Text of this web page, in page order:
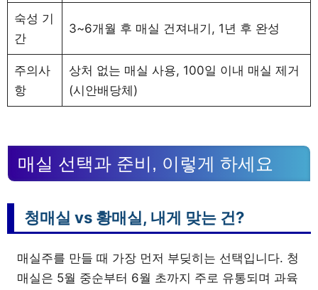
숙성 기
간
3~6개월 후 매실 건져내기, 1년 후 완성
주의사
항
상처 없는 매실 사용, 100일 이내 매실 제거
(시안배당체)
매실 선택과 준비, 이렇게 하세요
청매실 vs 황매실, 내게 맞는 건?
매실주를 만들 때 가장 먼저 부딪히는 선택입니다. 청
매실은 5월 중순부터 6월 초까지 주로 유통되며 과육